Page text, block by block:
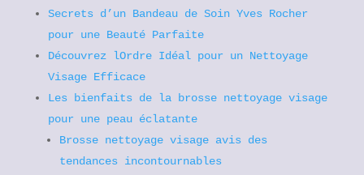
Secrets d’un Bandeau de Soin Yves Rocher
pour une Beauté Parfaite
Découvrez lOrdre Idéal pour un Nettoyage
Visage Efficace
Les bienfaits de la brosse nettoyage visage
pour une peau éclatante
Brosse nettoyage visage avis des
tendances incontournables